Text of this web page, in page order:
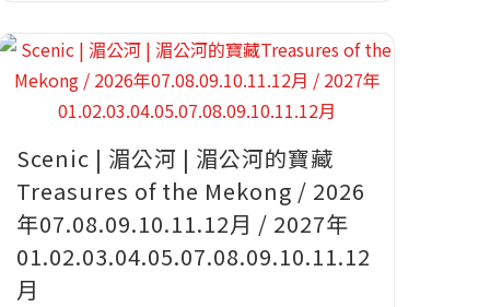
Scenic | 湄公河 | 湄公河的寶藏
Treasures of the Mekong / 2026
年07.08.09.10.11.12月 / 2027年
01.02.03.04.05.07.08.09.10.11.12
月